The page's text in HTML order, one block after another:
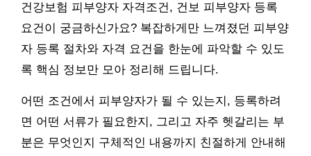
건강보험 피부양자 자격조건, 건보 피부양자 등록
요건이 궁금하신가요? 복잡하게만 느껴졌던 피부양
자 등록 절차와 자격 요건을 한눈에 파악할 수 있도
록 핵심 정보만 모아 정리해 드립니다.
어떤 조건에서 피부양자가 될 수 있는지, 등록하려
면 어떤 서류가 필요한지, 그리고 자주 헷갈리는 부
분은 무엇인지 구체적인 내용까지 친절하게 안내해